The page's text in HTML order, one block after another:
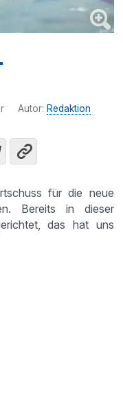
Autor: Redaktion
für die neue
Bereits in dieser
das hat uns